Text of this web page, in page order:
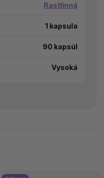
Rastlinná
1 kapsula
90 kapsúl
Vysoká